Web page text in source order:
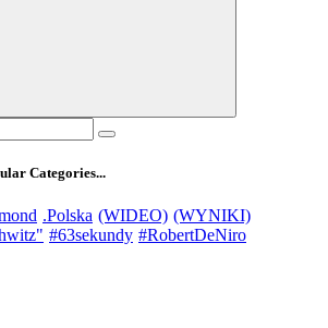
Categories...
.Polska (WIDEO) (WYNIKI)
#63sekundy #RobertDeNiro